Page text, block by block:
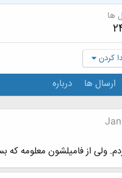
ها
کردن
ارسال ها درباره
Jan
ولی از فامیلشون معلومه که